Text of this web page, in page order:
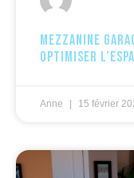
Mezzanine
optimiser
Anne 15 février